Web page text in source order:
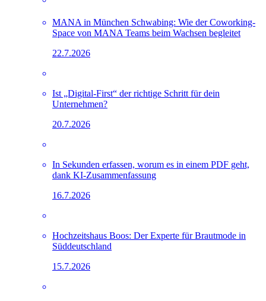
MANA in München Schwabing: Wie der Coworking-
Space von MANA Teams beim Wachsen begleitet
22.7.2026
Ist „Digital-First“ der richtige Schritt für dein
Unternehmen?
20.7.2026
In Sekunden erfassen, worum es in einem PDF geht,
dank KI-Zusammenfassung
16.7.2026
Hochzeitshaus Boos: Der Experte für Brautmode in
Süddeutschland
15.7.2026